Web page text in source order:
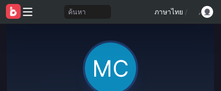
ค้นหา ภาษาไทย /